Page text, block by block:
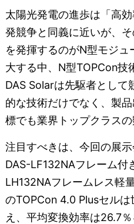
太陽光発電の進歩は「高
発競争と同義に近いが、
を発揮するのがN型モジ
大する中、N型TOPCon技
DAS Solarは先駆者として
的な技術だけでなく、製
標でも業界トップクラスの
注目すべきは、今回の展
DAS-LF132NAフレーム付
LH132NAフレームレス軽
のTOPCon 4.0 Plusセル
え、平均変換効率は26.7